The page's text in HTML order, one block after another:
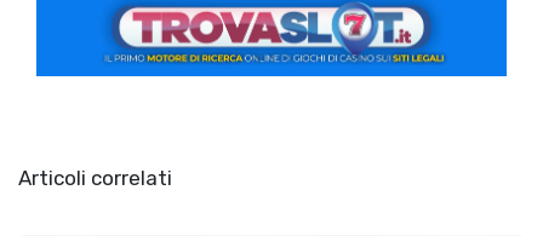
Articoli correlati